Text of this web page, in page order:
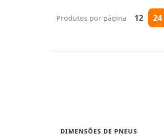
Produtos por página 12 24
DIMENSÕES DE PNEUS